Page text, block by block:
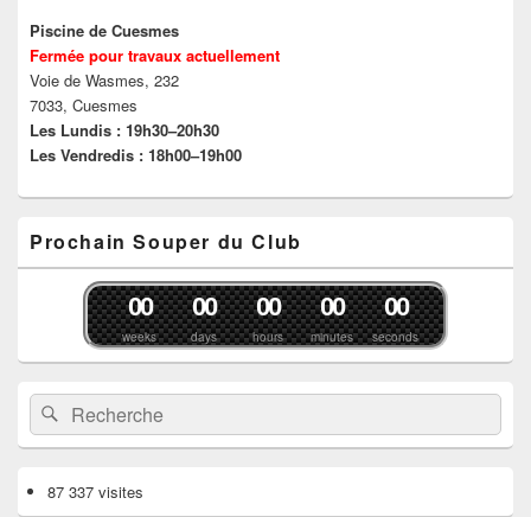
Piscine de Cuesmes
Fermée pour travaux actuellement
Voie de Wasmes, 232
7033, Cuesmes
Les Lundis : 19h30–20h30
Les Vendredis : 18h00–19h00
Prochain Souper du Club
weeks
00
days
00
hours
00
minutes
00
seconds
00
Recherche :Rechercher
87 337 visites